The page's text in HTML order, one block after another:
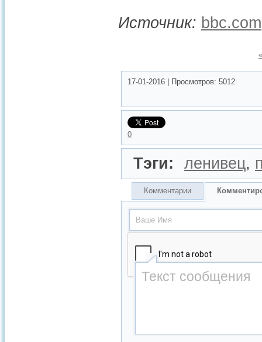
Источник: bbc.com
17-01-2016 Просмотров: 5012
0
Тэги: ленивец,
Комментарии